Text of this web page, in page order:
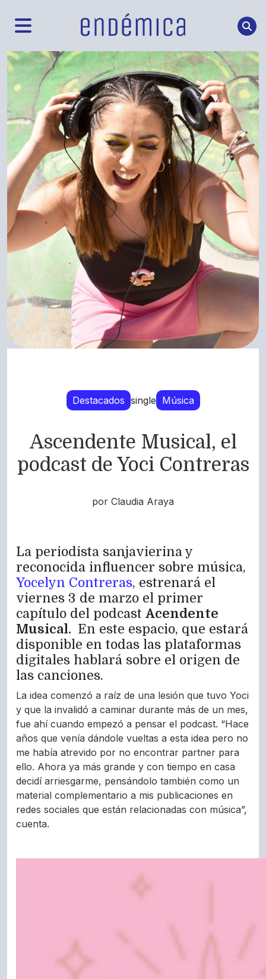
Destacados single Música
Ascendente Musical, el
podcast de Yoci Contreras
por Claudia Araya
La periodista sanjavierina y
reconocida influencer sobre música,
Yocelyn Contreras, estrenará el
viernes 3 de marzo el primer
capítulo del podcast Acendente
Musical. En este espacio, que estará
disponible en todas las plataformas
digitales hablará sobre el origen de
las canciones.
La idea comenzó a raíz de una lesión que tuvo Yoci
y que la invalidó a caminar durante más de un mes,
fue ahí cuando empezó a pensar el podcast. “Hace
años que venía dándole vueltas a esta idea pero no
me había atrevido por no encontrar partner para
ello. Ahora ya más grande y con tiempo en casa
decidí arriesgarme, pensándolo también como un
material complementario a mis publicaciones en
redes sociales que están relacionadas con música”,
cuenta.